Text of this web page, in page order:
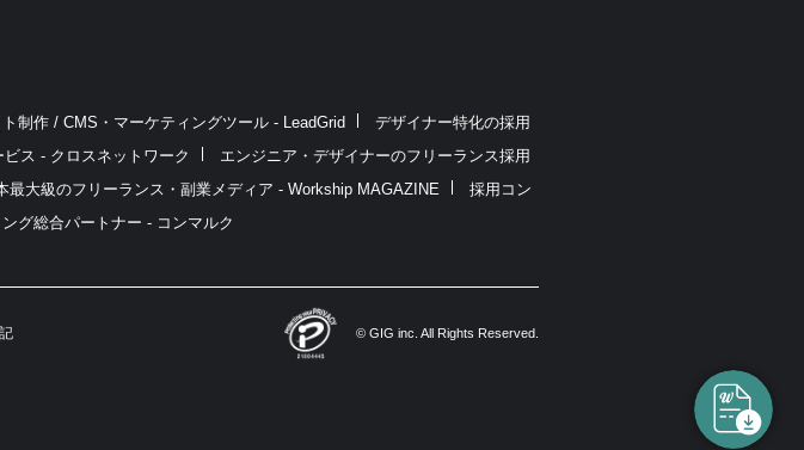
制作 / CMS・マーケティングツール - LeadGrid
デザイナー特化の採用
ス - クロスネットワーク
エンジニア・デザイナーのフリーランス採用
最大級のフリーランス・副業メディア - Workship MAGAZINE
採用コン
グ総合パートナー - コンマルク
© GIG inc. All Rights Reserved.